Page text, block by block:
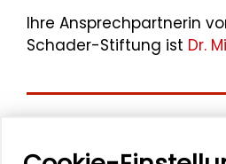
Ihre Ansprechpartnerin
Schader-Stiftung ist Dr.